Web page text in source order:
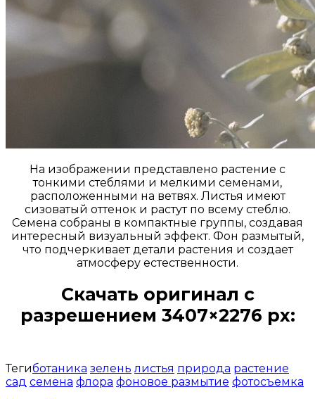
На изображении представлено растение с
тонкими стеблями и мелкими семенами,
расположенными на ветвях. Листья имеют
сизоватый оттенок и растут по всему стеблю.
Семена собраны в компактные группы, создавая
интересный визуальный эффект. Фон размытый,
что подчеркивает детали растения и создает
атмосферу естественности.
Скачать оригинал с
разрешением 3407×2276 px:
Тегиботаника зелень листья природа растение
сад семена флора фоновое размытие фотосъемка